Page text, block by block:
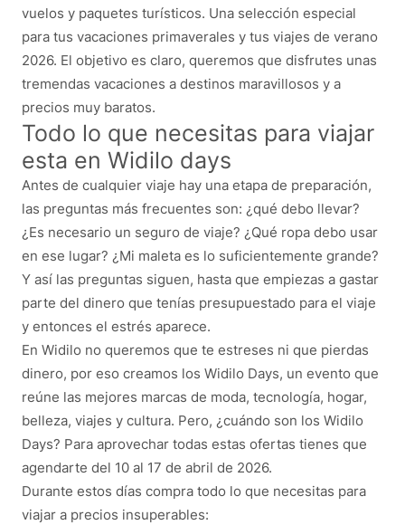
vuelos y paquetes turísticos. Una selección especial
para tus vacaciones primaverales y tus viajes de verano
2026. El objetivo es claro, queremos que disfrutes unas
tremendas vacaciones a destinos maravillosos y a
precios muy baratos.
Todo lo que necesitas para viajar
esta en Widilo days
Antes de cualquier viaje hay una etapa de preparación,
las preguntas más frecuentes son: ¿qué debo llevar?
¿Es necesario un seguro de viaje? ¿Qué ropa debo usar
en ese lugar? ¿Mi maleta es lo suficientemente grande?
Y así las preguntas siguen, hasta que empiezas a gastar
parte del dinero que tenías presupuestado para el viaje
y entonces el estrés aparece.
En Widilo no queremos que te estreses ni que pierdas
dinero, por eso creamos los Widilo Days, un evento que
reúne las mejores marcas de moda, tecnología, hogar,
belleza, viajes y cultura. Pero, ¿cuándo son los Widilo
Days? Para aprovechar todas estas ofertas tienes que
agendarte del 10 al 17 de abril de 2026.
Durante estos días compra todo lo que necesitas para
viajar a precios insuperables: